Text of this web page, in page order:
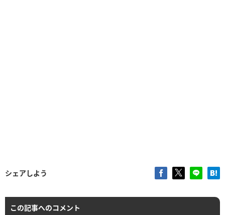
シェアしよう
この記事へのコメント